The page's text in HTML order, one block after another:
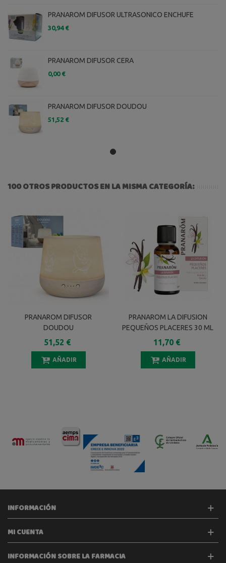
PRANAROM DIFUSOR ULTRASONICO ENCHUFE
30,94 €
PRANAROM DIFUSOR CERA
0,00 €
PRANAROM DIFUSOR DOUDOU
51,52 €
100 OTROS PRODUCTOS EN LA MISMA CATEGORÍA:
PRANAROM DIFUSOR
DOUDOU
51,52 €
AÑADIR
PRANAROM LA DIFUSION
PEQUEÑOS PLACERES 30 ML
11,70 €
AÑADIR
INFORMACIÓN
MI CUENTA
INFORMACIÓN SOBRE LA FARMACIA